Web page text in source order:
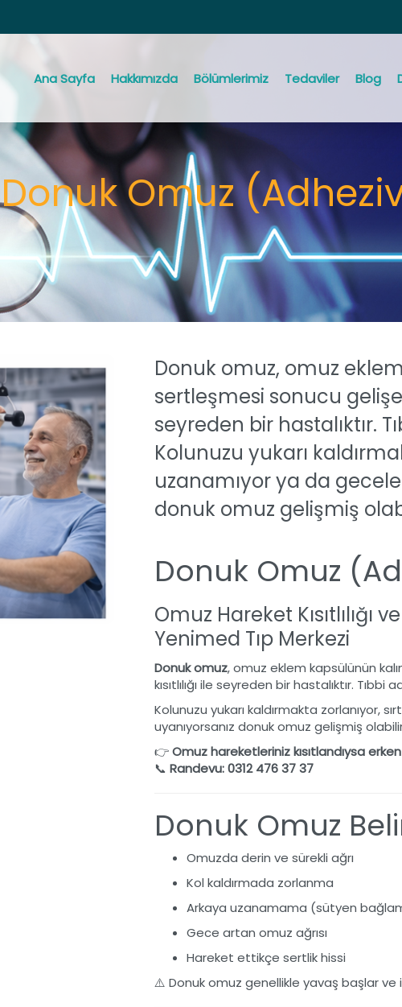
Ana Sayfa Hakkımızda Bölümlerimiz Tedaviler Blog
Donuk Omuz
Donuk omuz, omuz
sertleşmesi sonucu
seyreden bir hastalıktır.
Kolunuzu yukarı
uzanamıyor ya da
donuk omuz gelişmiş
Donuk Omuz
Omuz Hareket Kısıtlılığı
Yenimed Tıp Merkezi
Donuk omuz, omuz eklem kapsülünün
kısıtlılığı ile seyreden bir hastalıktır. Tıbbi
Kolunuzu yukarı kaldırmakta zorlanıyor,
uyanıyorsanız donuk omuz gelişmiş
👉Omuz hareketleriniz kısıtlandıysa
📞Randevu: 0312 476 37 37
Donuk Omuz
Omuzda derin ve sürekli ağrı
Kol kaldırmada zorlanma
Arkaya uzanamama (sütyen
Gece artan omuz ağrısı
Hareket ettikçe sertlik hissi
⚠️ Donuk omuz genellikle yavaş başlar ve